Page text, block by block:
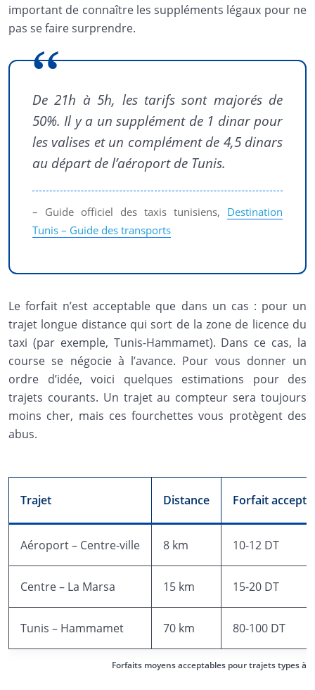
important de connaître les suppléments légaux pour ne
pas se faire surprendre.
De 21h à 5h, les tarifs sont majorés de
50%. Il y a un supplément de 1 dinar pour
les valises et un complément de 4,5 dinars
au départ de l’aéroport de Tunis.
– Guide officiel des taxis tunisiens, Destination
Tunis – Guide des transports
Le forfait n’est acceptable que dans un cas : pour un
trajet longue distance qui sort de la zone de licence du
taxi (par exemple, Tunis-Hammamet). Dans ce cas, la
course se négocie à l’avance. Pour vous donner un
ordre d’idée, voici quelques estimations pour des
trajets courants. Un trajet au compteur sera toujours
moins cher, mais ces fourchettes vous protègent des
abus.
Forfaits moyens acceptables pour trajets types à
Trajet Distance Forfait
Aéroport – Centre-ville 8 km 10-12 DT
Centre – La Marsa 15 km 15-20 DT
Tunis – Hammamet 70 km 80-100 DT